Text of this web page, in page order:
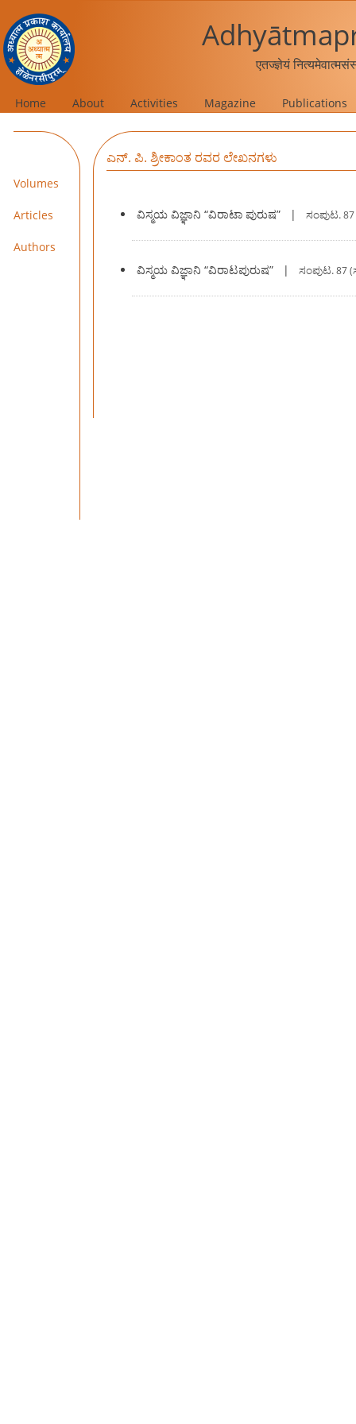
एतज्ज्ञेयं
Home About Activities Magazine Publications
Volumes
Articles
Authors
ಎನ್. ಪಿ. ಶ್ರೀಕಾಂತ ರವರ ಲೇಖನಗಳು
ವಿಸ್ಮಯ ವಿಜ್ಞಾನಿ “ವಿರಾಟಾ ಪುರುಷ” | ಸಂಪುಟ.
ವಿಸ್ಮಯ ವಿಜ್ಞಾನಿ “ವಿರಾಟಪುರುಷ” | ಸಂಪುಟ.87 (